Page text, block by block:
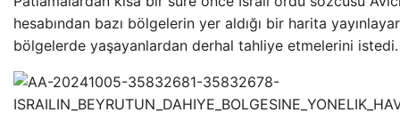
hesabından bazı bölgelerin yer aldığı bir harita
bölgelerde yaşayanlardan derhal tahliye etmelerini istedi.